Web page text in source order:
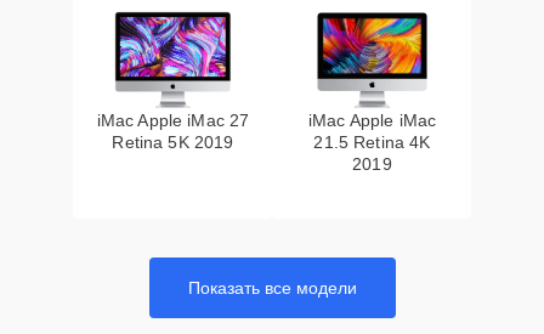
iMac Apple iMac 27
Retina 5K 2019
iMac Apple iMac
21.5 Retina 4K
2019
Показать все модели